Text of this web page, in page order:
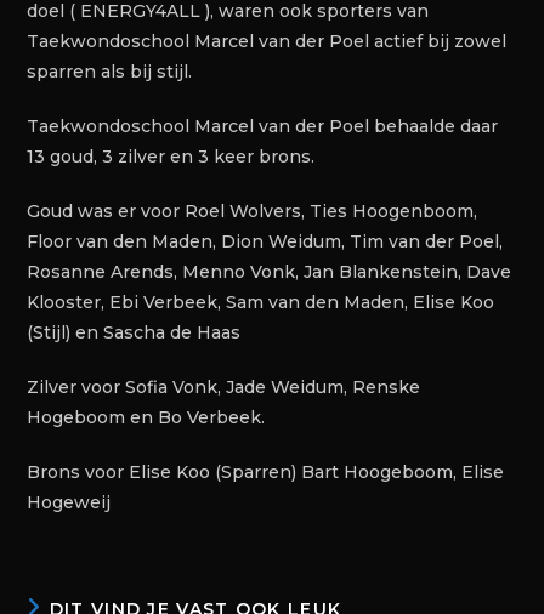
doel ( ENERGY4ALL ), waren ook sporters van
Taekwondoschool Marcel van der Poel actief bij zowel
sparren als bij stijl.
Taekwondoschool Marcel van der Poel behaalde daar
13 goud, 3 zilver en 3 keer brons.
Goud was er voor Roel Wolvers, Ties Hoogenboom,
Floor van den Maden, Dion Weidum, Tim van der Poel,
Rosanne Arends, Menno Vonk, Jan Blankenstein, Dave
Klooster, Ebi Verbeek, Sam van den Maden, Elise Koo
(Stijl) en Sascha de Haas
Zilver voor Sofia Vonk, Jade Weidum, Renske
Hogeboom en Bo Verbeek.
Brons voor Elise Koo (Sparren) Bart Hoogeboom, Elise
Hogeweij